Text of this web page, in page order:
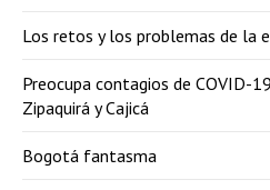
Los retos y los problemas de la
Preocupa contagios de COVID-
Zipaquirá y Cajicá
Bogotá fantasma